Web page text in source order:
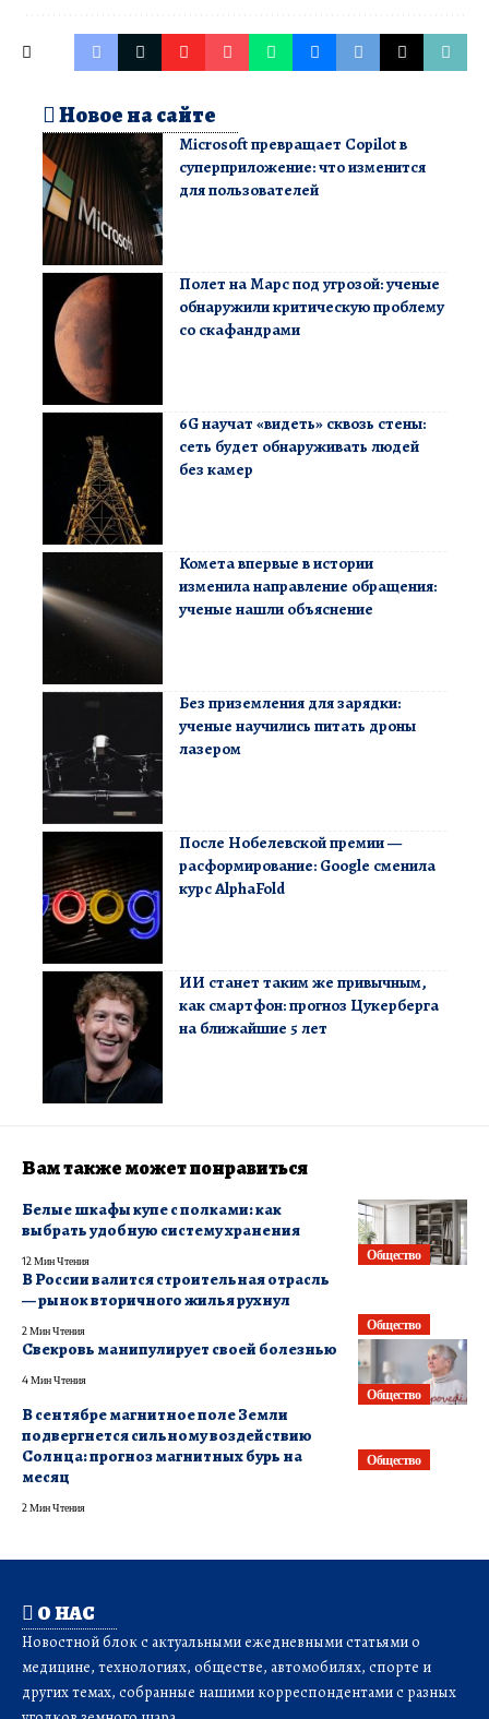
Новое на сайте
Microsoft превращает Copilot в
суперприложение: что изменится
для пользователей
Полет на Марс под угрозой: ученые
обнаружили критическую проблему
со скафандрами
6G научат «видеть» сквозь стены:
сеть будет обнаруживать людей
без камер
Комета впервые в истории
изменила направление обращения:
ученые нашли объяснение
Без приземления для зарядки:
ученые научились питать дроны
лазером
После Нобелевской премии —
расформирование: Google сменила
курс AlphaFold
ИИ станет таким же привычным,
как смартфон: прогноз Цукерберга
на ближайшие 5 лет
Вам также может понравиться
Общество
Белые шкафы купе с полками: как
выбрать удобную систему хранения
12 Мин Чтения
Общество
В России валится строительная отрасль
— рынок вторичного жилья рухнул
2 Мин Чтения
Общество
Свекровь манипулирует своей болезнью
4 Мин Чтения
Общество
В сентябре магнитное поле Земли
подвергнется сильному воздействию
Солнца: прогноз магнитных бурь на
месяц
2 Мин Чтения
О НАС
Новостной блок с актуальными ежедневными статьями о
медицине, технологиях, обществе, автомобилях, спорте и
других темах, собранные нашими корреспондентами с разных